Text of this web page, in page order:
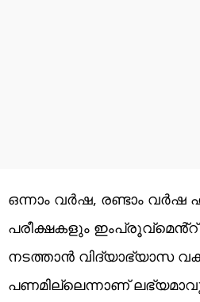
ഒന്നാം വർഷ, രണ്ടാം
പരീക്ഷകളും
നടത്താൻ വിദ്യാഭ്യാസ
പണമില്ലെന്നാണ്